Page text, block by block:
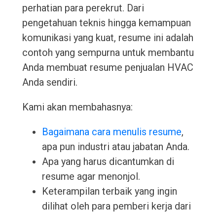
perhatian para perekrut. Dari
pengetahuan teknis hingga kemampuan
komunikasi yang kuat, resume ini adalah
contoh yang sempurna untuk membantu
Anda membuat resume penjualan HVAC
Anda sendiri.
Kami akan membahasnya:
Bagaimana cara menulis resume,
apa pun industri atau jabatan Anda.
Apa yang harus dicantumkan di
resume agar menonjol.
Keterampilan terbaik yang ingin
dilihat oleh para pemberi kerja dari